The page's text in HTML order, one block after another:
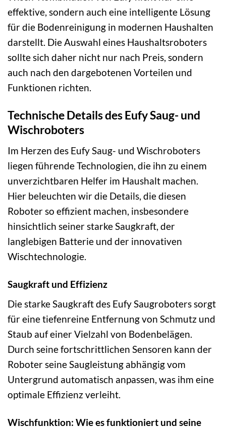
effektive, sondern auch eine intelligente Lösung
für die Bodenreinigung in modernen Haushalten
darstellt. Die Auswahl eines Haushaltsroboters
sollte sich daher nicht nur nach Preis, sondern
auch nach den dargebotenen Vorteilen und
Funktionen richten.
Technische Details des Eufy Saug- und
Wischroboters
Im Herzen des Eufy Saug- und Wischroboters
liegen führende Technologien, die ihn zu einem
unverzichtbaren Helfer im Haushalt machen.
Hier beleuchten wir die Details, die diesen
Roboter so effizient machen, insbesondere
hinsichtlich seiner starke Saugkraft, der
langlebigen Batterie und der innovativen
Wischtechnologie.
Saugkraft und Effizienz
Die starke Saugkraft des Eufy Saugroboters sorgt
für eine tiefenreine Entfernung von Schmutz und
Staub auf einer Vielzahl von Bodenbelägen.
Durch seine fortschrittlichen Sensoren kann der
Roboter seine Saugleistung abhängig vom
Untergrund automatisch anpassen, was ihm eine
optimale Effizienz verleiht.
Wischfunktion: Wie es funktioniert und seine